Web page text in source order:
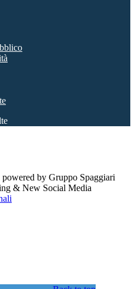
by Gruppo Spaggiari
& New Social Media